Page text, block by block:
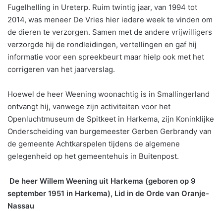
Fugelhelling in Ureterp. Ruim twintig jaar, van 1994 tot
2014, was meneer De Vries hier iedere week te vinden om
de dieren te verzorgen. Samen met de andere vrijwilligers
verzorgde hij de rondleidingen, vertellingen en gaf hij
informatie voor een spreekbeurt maar hielp ook met het
corrigeren van het jaarverslag.
Hoewel de heer Weening woonachtig is in Smallingerland
ontvangt hij, vanwege zijn activiteiten voor het
Openluchtmuseum de Spitkeet in Harkema, zijn Koninklijke
Onderscheiding van burgemeester Gerben Gerbrandy van
de gemeente Achtkarspelen tijdens de algemene
gelegenheid op het gemeentehuis in Buitenpost.
De heer Willem Weening uit Harkema (geboren op 9
september 1951 in Harkema), Lid in de Orde van Oranje-
Nassau